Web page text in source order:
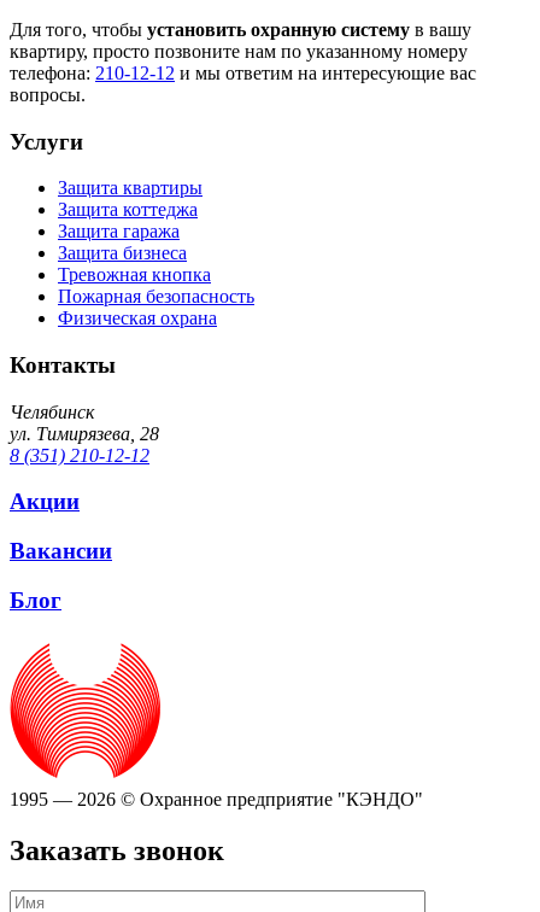
Для того, чтобы установить охранную систему в вашу
квартиру, просто позвоните нам по указанному номеру
телефона: 210-12-12 и мы ответим на интересующие вас
вопросы.
Услуги
Защита квартиры
Защита коттеджа
Защита гаража
Защита бизнеса
Тревожная кнопка
Пожарная безопасность
Физическая охрана
Контакты
Челябинск
ул. Тимирязева, 28
8 (351) 210-12-12
Акции
Вакансии
Блог
1995 — 2026 © Охранное предприятие "КЭНДО"
Заказать звонок